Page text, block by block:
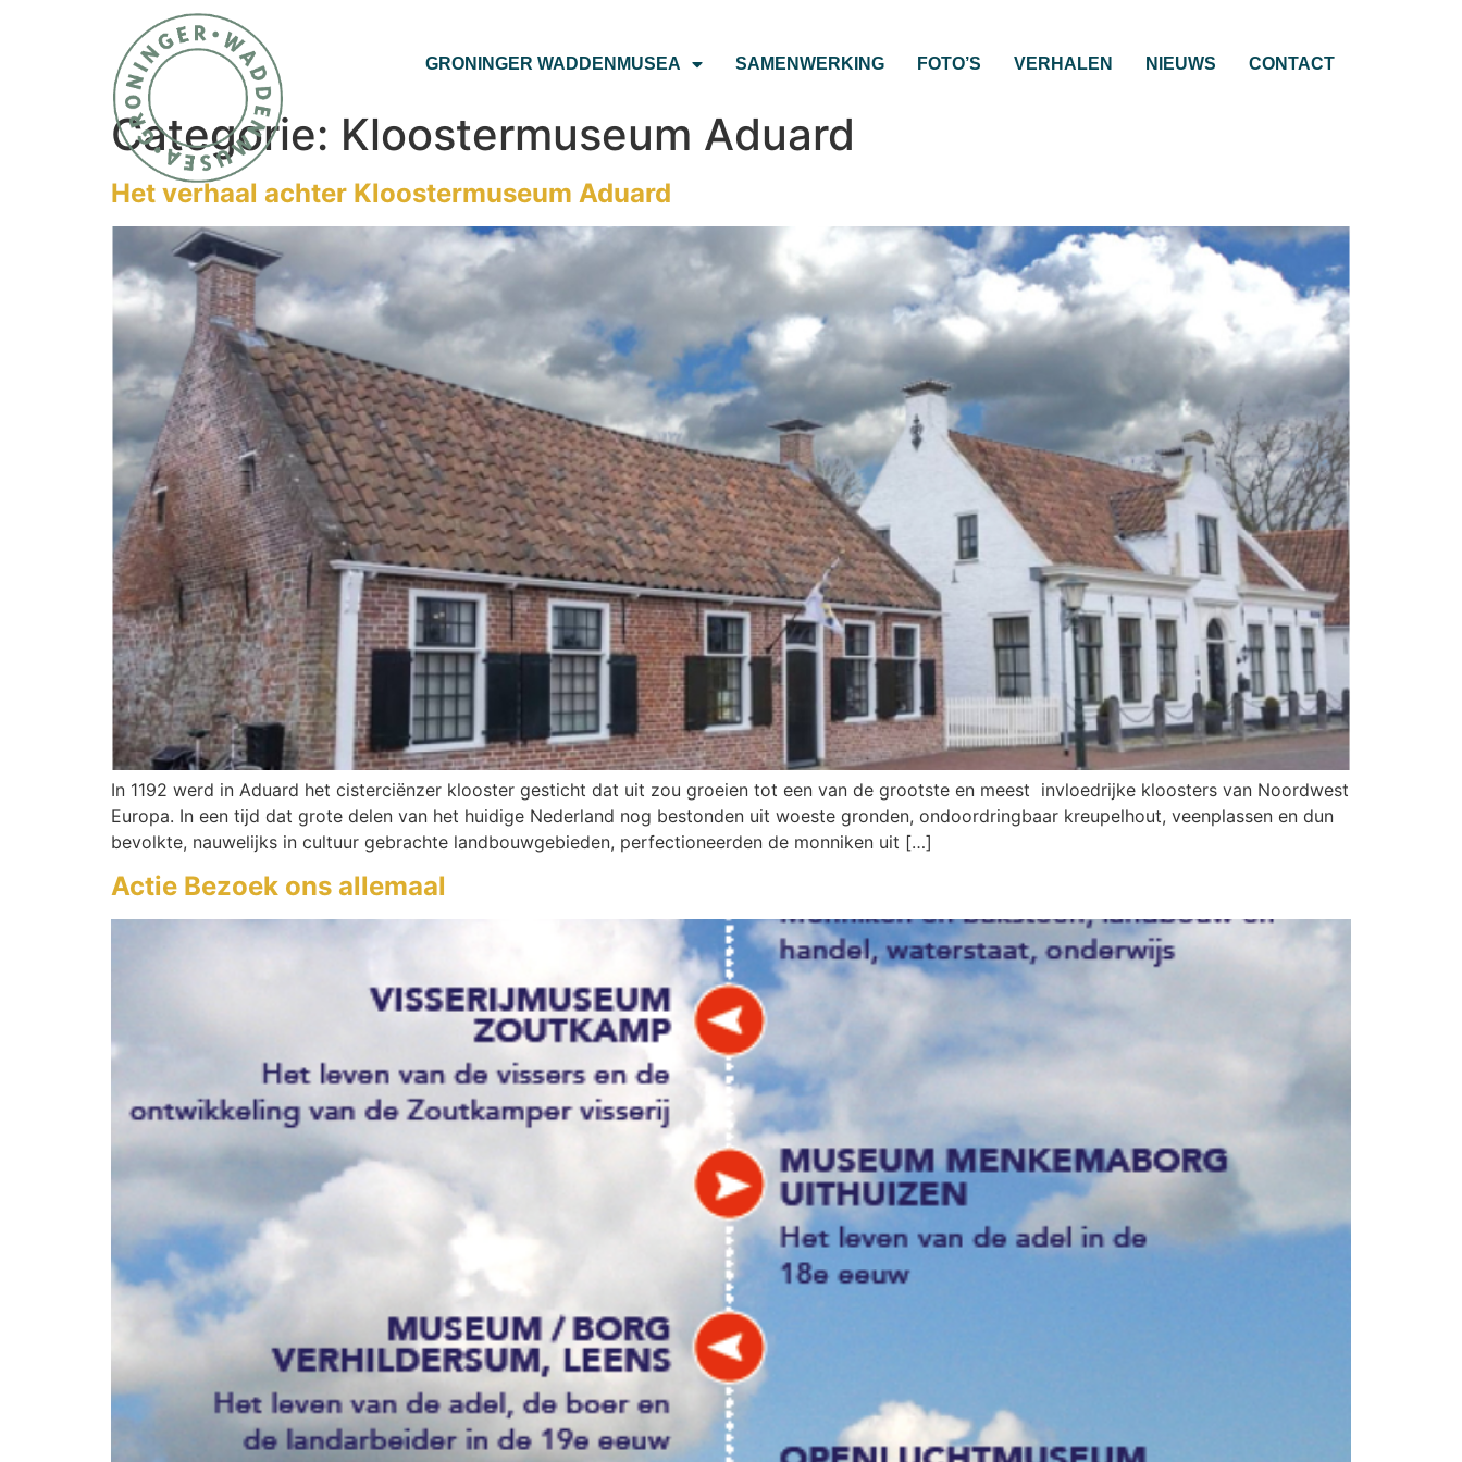
GRONINGER WADDENMUSEA SAMENWERKING FOTO’S VERHALEN NIEUWS CONTACT
Categorie: Kloostermuseum Aduard
Het verhaal achter Kloostermuseum Aduard
In 1192 werd in Aduard het cisterciënzer klooster gesticht dat uit zou groeien tot een van de grootste en meest invloedrijke kloosters van Noordwest
Europa. In een tijd dat grote delen van het huidige Nederland nog bestonden uit woeste gronden, ondoordringbaar kreupelhout, veenplassen en dun
bevolkte, nauwelijks in cultuur gebrachte landbouwgebieden, perfectioneerden de monniken uit […]
Actie Bezoek ons allemaal